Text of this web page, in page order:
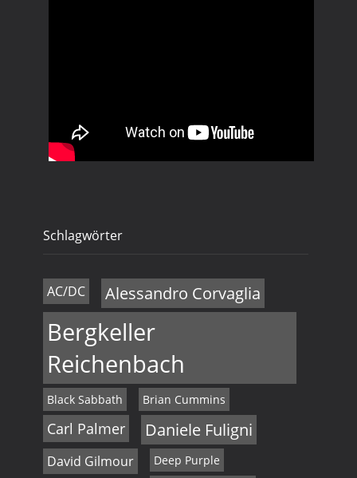
Schlagwörter
AC/DC Alessandro Corvaglia
Bergkeller
Reichenbach
Black Sabbath Brian Cummins
Carl Palmer Daniele Fuligni
David Gilmour Deep Purple